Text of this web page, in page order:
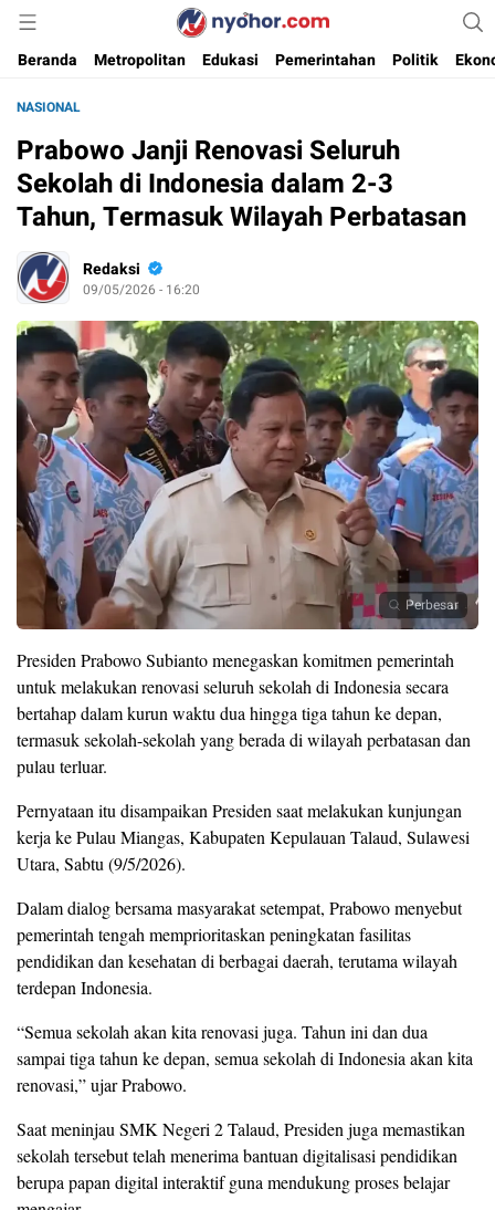
Nyohor.com
Media Informasi Ternyohor
Beranda
Metropolitan Edukasi Pemerintahan Politik
NASIONAL
Prabowo Janji Renovasi Seluruh
Sekolah di Indonesia dalam 2-3
Tahun, Termasuk Wilayah Perbatasan
Redaksi
09/05/2026 - 16:20
Perbesar
Presiden Prabowo Subianto menegaskan komitmen pemerintah
untuk melakukan renovasi seluruh sekolah di Indonesia secara
bertahap dalam kurun waktu dua hingga tiga tahun ke depan,
termasuk sekolah-sekolah yang berada di wilayah perbatasan dan
pulau terluar.
Pernyataan itu disampaikan Presiden saat melakukan kunjungan
kerja ke Pulau Miangas, Kabupaten Kepulauan Talaud, Sulawesi
Utara, Sabtu (9/5/2026).
Dalam dialog bersama masyarakat setempat, Prabowo menyebut
pemerintah tengah memprioritaskan peningkatan fasilitas
pendidikan dan kesehatan di berbagai daerah, terutama wilayah
terdepan Indonesia.
“Semua sekolah akan kita renovasi juga. Tahun ini dan dua
sampai tiga tahun ke depan, semua sekolah di Indonesia akan kita
renovasi,” ujar Prabowo.
Saat meninjau SMK Negeri 2 Talaud, Presiden juga memastikan
sekolah tersebut telah menerima bantuan digitalisasi pendidikan
berupa papan digital interaktif guna mendukung proses belajar